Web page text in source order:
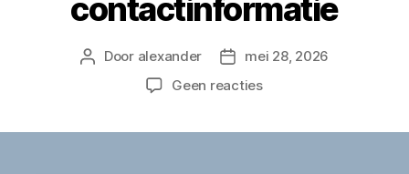
contactinformatie
Berichtauteur
Door alexander Berichtdatum
mei 28, 2026
Geen reactiesop